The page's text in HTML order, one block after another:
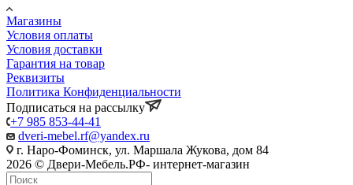
Магазины
Условия оплаты
Условия доставки
Гарантия на товар
Реквизиты
Политика Конфиденциальности
Подписаться на рассылку
+7 985 853-44-41
dveri-mebel.rf@yandex.ru
г. Наро-Фоминск, ул. Маршала Жукова, дом 84
2026 © Двери-Мебель.РФ- интернет-магазин